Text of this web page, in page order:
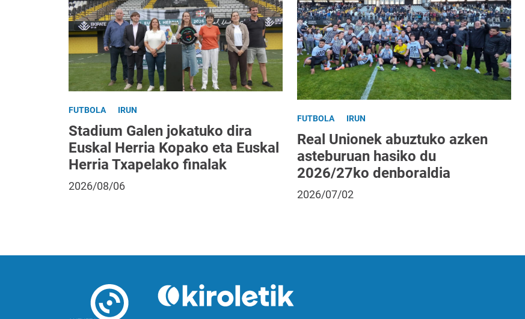
FUTBOLA IRUN
Stadium Galen jokatuko dira
Euskal Herria Kopako eta Euskal
Herria Txapelako finalak
2026/08/06
FUTBOLA IRUN
Real Unionek abuztuko azken
asteburuan hasiko du
2026/27ko denboraldia
2026/07/02